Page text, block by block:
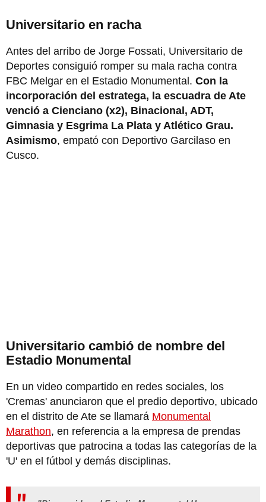
Universitario en racha
Antes del arribo de Jorge Fossati, Universitario de
Deportes consiguió romper su mala racha contra
FBC Melgar en el Estadio Monumental. Con la
incorporación del estratega, la escuadra de Ate
venció a Cienciano (x2), Binacional, ADT,
Gimnasia y Esgrima La Plata y Atlético Grau.
Asimismo, empató con Deportivo Garcilaso en
Cusco.
Universitario cambió de nombre del
Estadio Monumental
En un video compartido en redes sociales, los
'Cremas' anunciaron que el predio deportivo, ubicado
en el distrito de Ate se llamará Monumental
Marathon, en referencia a la empresa de prendas
deportivas que patrocina a todas las categorías de la
'U' en el fútbol y demás disciplinas.